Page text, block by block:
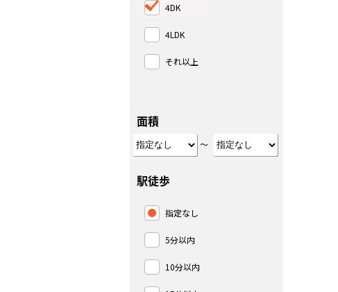
4DK
4LDK
それ以上
面積
～
駅徒歩
指定なし
5分以内
10分以内